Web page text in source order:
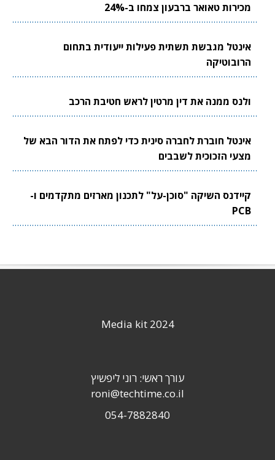
מכירות טאואר ברבעון צמחו ב-24%
אינטל מגבשת תשתית פעילות ייעודית בתחום
הרובוטיקה
ולנס ממנה את דין מרטין לראש חטיבת הרכב
אינטל חוברת לחברה סינית כדי לפתח את הדור הבא של
מצעי הזכוכית לשבבים
קיידנס השיקה "סוכן-על" לתכנון מארזים מתקדמים ו-
PCB
Media kit 2024
עורך ראשי: רוני ליפשיץ
roni@techtime.co.il
054-7882840